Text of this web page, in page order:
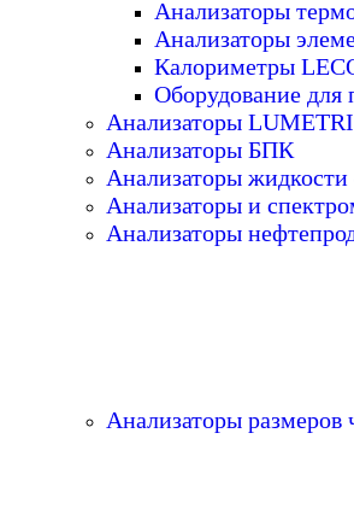
Анализаторы
Анализаторы
Калориметры
Оборудование для
Анализаторы
Анализаторы БПК
Анализаторы
Анализаторы и
Анализаторы
Анализаторы размеров